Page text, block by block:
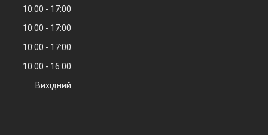
10:00
17:00
10:00
17:00
10:00
17:00
10:00
16:00
Вихідний